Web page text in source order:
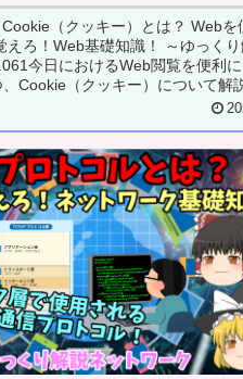
Cookie（クッキー）とは？ Webを
えろ！Web基礎知識！ ～ゆっくり
今日におけるWeb閲覧を便利
Cookie（クッキー）について解